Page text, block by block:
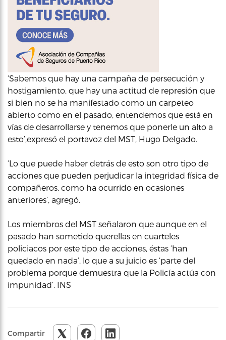
‘Sabemos que hay una campaña de persecución y
hostigamiento, que hay una actitud de represión que
si bien no se ha manifestado como un carpeteo
abierto como en el pasado, entendemos que está en
vías de desarrollarse y tenemos que ponerle un alto a
esto’,expresó el portavoz del MST, Hugo Delgado.
‘Lo que puede haber detrás de esto son otro tipo de
acciones que pueden perjudicar la integridad física de
compañeros, como ha ocurrido en ocasiones
anteriores’, agregó.
Los miembros del MST señalaron que aunque en el
pasado han sometido querellas en cuarteles
policiacos por este tipo de acciones, éstas ‘han
quedado en nada’, lo que a su juicio es ‘parte del
problema porque demuestra que la Policía actúa con
impunidad’. INS
Compartir